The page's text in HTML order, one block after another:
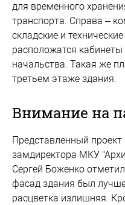
для временного
транспорта. Справа –
складские и
расположатся кабинеты
начальства. Такая же
третьем этаже здания.
Внимание на
Представленный
замдиректора МКУ
Сергей Боженко
фасад здания был
расцветка излишняя.